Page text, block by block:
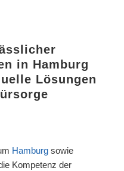
in Hamburg
Lösungen
Hamburgsowie
Kompetenz der